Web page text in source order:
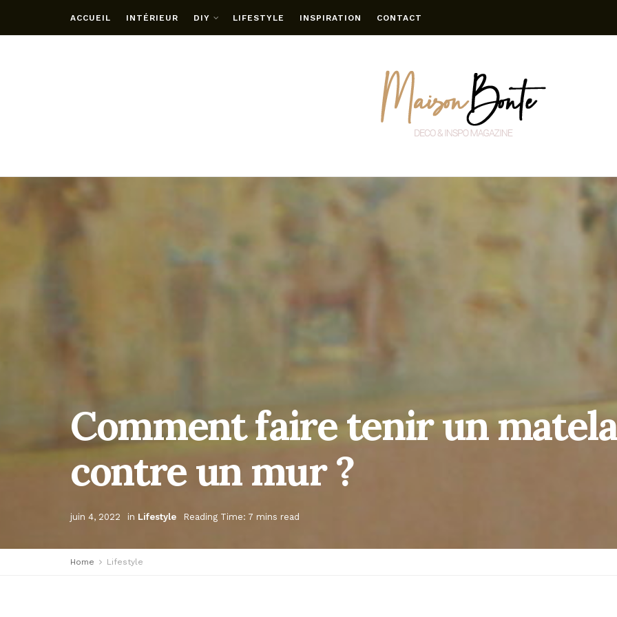
ACCUEIL INTÉRIEUR DIY LIFESTYLE INSPIRATION CONTACT
Comment faire tenir un
contre un mur ?
juin 4, 2022 in Lifestyle Reading Time: 7 mins read
Home Lifestyle